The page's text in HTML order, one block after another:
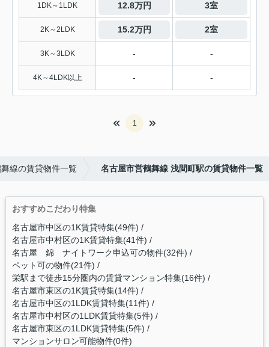
1DK～1LDK 12.8万円 3室
2K～2LDK 15.2万円 2室
3K～3LDK - -
4K～4LDK以上 - -
1
線の賃貸物件一覧 名古屋市営鶴舞線 浅間町駅の賃貸物件一覧
おすすめこだわり特集
名古屋市中区の1K賃貸特集(49件)
名古屋市中村区の1K賃貸特集(41件)
名古屋 錦 ナイトワーク申込可の物件(32件)
ペット可の物件(21件)
栄駅まで徒歩15分圏内の賃貸マンション特集(16件)
名古屋市東区の1K賃貸特集(14件)
名古屋市中区の1LDK賃貸特集(11件)
名古屋市中村区の1LDK賃貸特集(5件)
名古屋市東区の1LDK賃貸特集(5件)
マンションサロン可能物件(0件)